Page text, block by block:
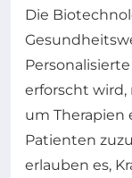
Die
erforscht
um Therapien
Patienten
erlauben es,